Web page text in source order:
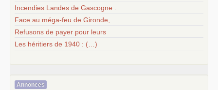
Incendies Landes de Gascogne :
Face au méga-feu de Gironde,
Refusons de payer pour leurs
Les héritiers de 1940 : (…)
Annonces